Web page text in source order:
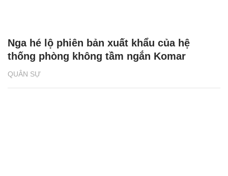
QUÂN SỰ
Nga hé lộ phiên bản xuất khẩu của hệ
thống phòng không tầm ngắn Komar